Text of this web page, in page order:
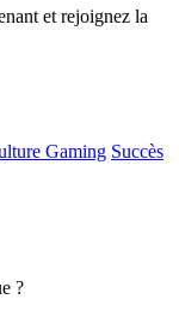
et rejoignez la
Gaming Succès
?